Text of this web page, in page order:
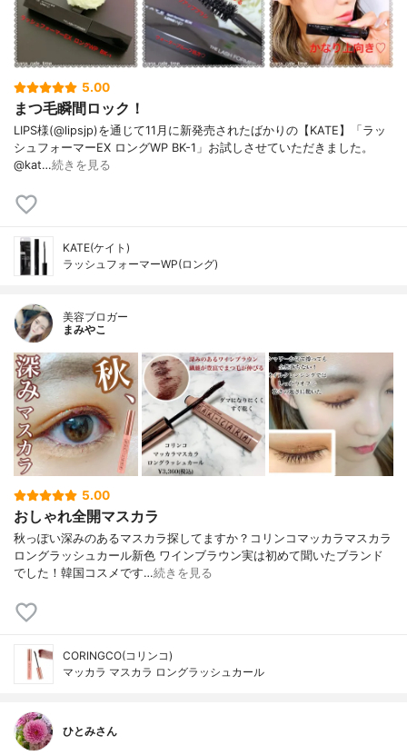
5.00
まつ毛瞬間ロック！
LIPS様(@lipsjp)を通じて11月に新発売されたばかりの【KATE】「ラッ
シュフォーマーEX ロングWP BK-1」お試しさせていただきました。
@kat…続きを見る
KATE(ケイト)
ラッシュフォーマーWP(ロング)
美容ブロガー
まみやこ
5.00
おしゃれ全開マスカラ
秋っぽい深みのあるマスカラ探してますか？⁡⁡コリンコマッカラマスカラ
ロングラッシュカール新色 ワインブラウン⁡⁡実は初めて聞いたブランド
でした！韓国コスメです⁡…続きを見る
CORINGCO(コリンコ)
マッカラ マスカラ ロングラッシュカール
ひとみさん